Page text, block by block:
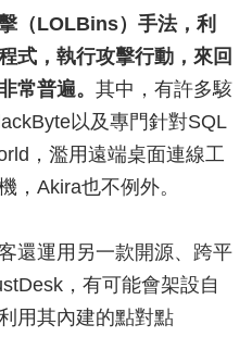
（LOLBins）手法，利
式，執行攻擊行動，來回
常普遍。 其中，有許多駭
以及專門針對SQL
，濫用遠端桌面連線工
，Akira也不例外。
還運用另一款開源、跨平
，有可能會架設自
用其內建的點對點